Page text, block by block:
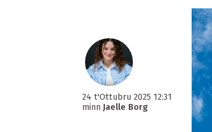
24 t'Ottubru 2025 12:31
minn Jaelle Borg